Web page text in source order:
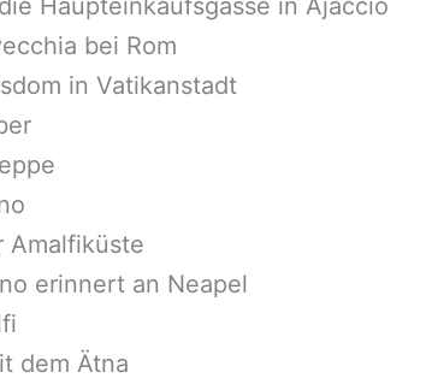
Haupteinkaufsgasse in Ajaccio
bei Rom
in Vatikanstadt
Amalfiküste
erinnert an Neapel
dem Ätna